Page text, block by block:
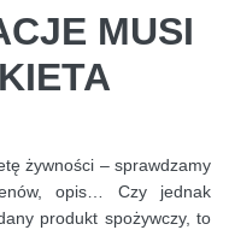
MUSI
żywności – sprawdzamy
opis… Czy jednak
produkt spożywczy, to